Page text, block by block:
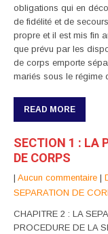
obligations qui en
de fidélité et de
propre et il est mis fin
que prévu par les
de corps emporte
mariés sous le régime
READ MORE
SECTION 1 : LA
DE CORPS
| Aucun commentaire |
SEPARATION DE
CHAPITRE 2 : LA
PROCEDURE DE LA